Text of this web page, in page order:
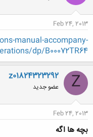
ا
Feb 24, 2013
manual-accompany-
dp/B00072TR64
Z
z01824323292
عضو جدید
Feb 24, 2013
بچه ها اگه